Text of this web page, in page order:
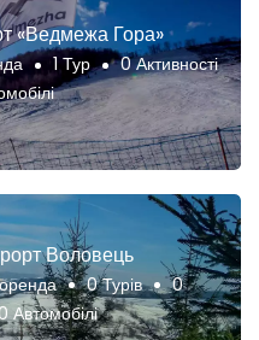
«Ведмежа Гора»
1 Тур
0 Активності
Воловець
0 Турів
0
Автомобілі